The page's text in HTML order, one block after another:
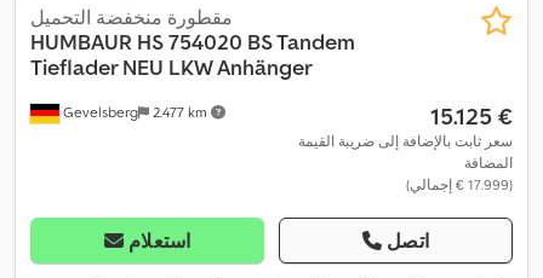
Gevelsberg 2.477 km
مقطورة منخفضة التحميل
HUMBAUR HS 754020 BS Tandem
Tieflader NEU LKW Anhänger
‏15.125 €
سعر ثابت بالإضافة إلى ضريبة القيمة
المضافة
(‏17.999 € إجمالي)
استعلام اتصل